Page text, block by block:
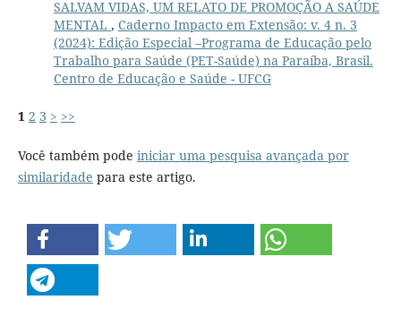
SALVAM VIDAS, UM RELATO DE PROMOÇÃO A SAÚDE
MENTAL , Caderno Impacto em Extensão: v. 4 n. 3
(2024): Edição Especial –Programa de Educação pelo
Trabalho para Saúde (PET-Saúde) na Paraíba, Brasil.
Centro de Educação e Saúde - UFCG
1 2 3 > >>
Você também pode iniciar uma pesquisa avançada por
similaridade para este artigo.